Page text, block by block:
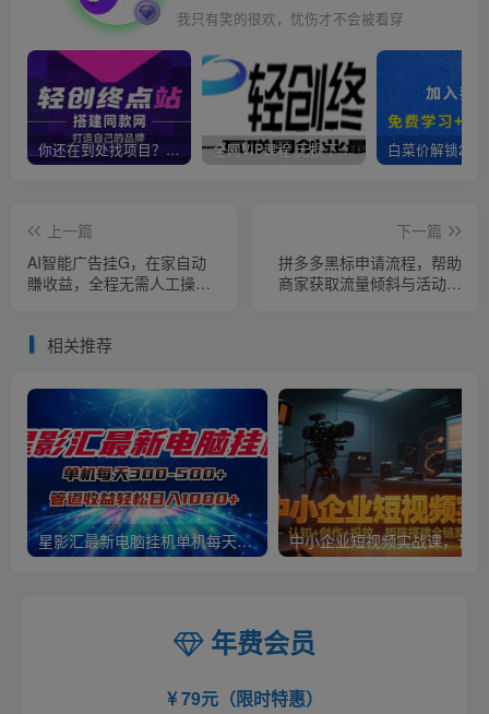
我只有笑的很欢，忧伤才不会被看穿
你还在到处找项目？还在当韭菜？我靠卖项目一个月收入5万+，曾经我也是个失败者。 全网VIP课程 无损下载~
上一篇
AI智能广告挂G，在家自动
賺收益，全程无需人工操
下一篇
拼多多黑标申请流程，帮助
商家获取流量倾斜与活动优
相关推荐
星影汇最新电脑挂机单机每天300+团队管道收益轻松日入1000+
年费会员
79元（限时特惠）